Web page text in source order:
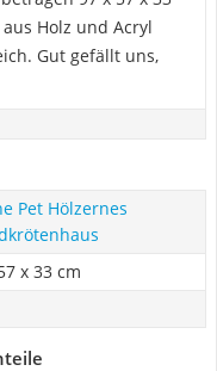
Holz und Acryl
Gut gefällt uns,
Pet Hölzernes
x 33 cm